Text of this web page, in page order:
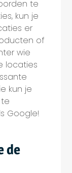
te
kun je
er
of
wie
locaties
kun je
Google!
de